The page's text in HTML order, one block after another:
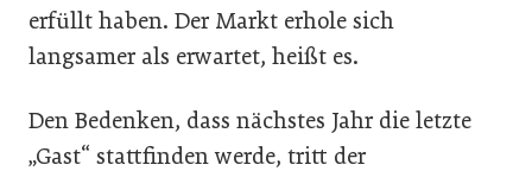
erfüllt haben. Der Markt erhole sich
langsamer als erwartet, heißt es.
Den Bedenken, dass nächstes Jahr die letzte
„Gast“ stattfinden werde, tritt der